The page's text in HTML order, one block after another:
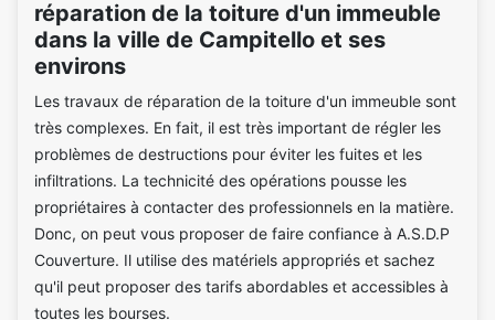
réparation de la toiture d'un immeuble
dans la ville de Campitello et ses
environs
Les travaux de réparation de la toiture d'un immeuble sont
très complexes. En fait, il est très important de régler les
problèmes de destructions pour éviter les fuites et les
infiltrations. La technicité des opérations pousse les
propriétaires à contacter des professionnels en la matière.
Donc, on peut vous proposer de faire confiance à A.S.D.P
Couverture. Il utilise des matériels appropriés et sachez
qu'il peut proposer des tarifs abordables et accessibles à
toutes les bourses.